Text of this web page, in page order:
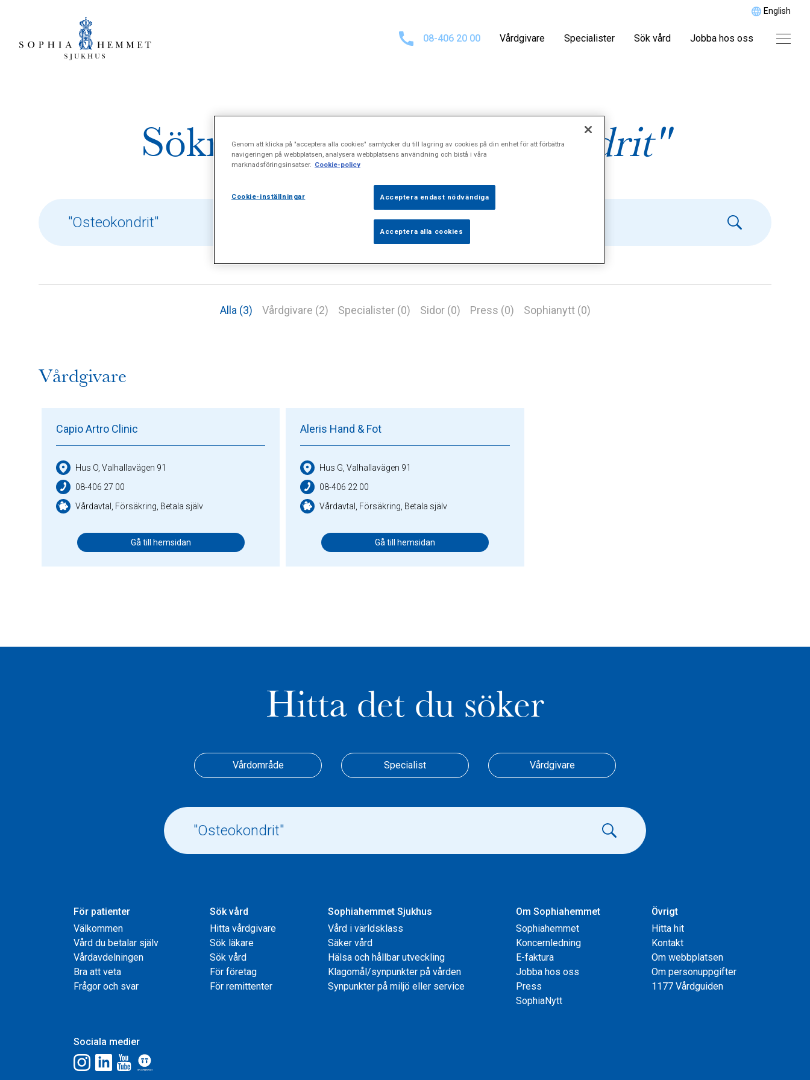
English
08-406 20 00 Vårdgivare Specialister Sök vård Jobba hos oss
Sökresultat för"Osteokondrit"
Alla (3) Vårdgivare (2) Specialister (0) Sidor (0) Press (0) Sophianytt (0)
Vårdgivare
Capio Artro Clinic
Hus O, Valhallavägen 91
08-406 27 00
Vårdavtal, Försäkring, Betala själv
Gå till hemsidan
Aleris Hand & Fot
Hus G, Valhallavägen 91
08-406 22 00
Vårdavtal, Försäkring, Betala själv
Gå till hemsidan
Hitta det du söker
Vårdområde Specialist Vårdgivare
För patienter
Välkommen
Vård du betalar själv
Vårdavdelningen
Bra att veta
Frågor och svar
Sök vård
Hitta vårdgivare
Sök läkare
Sök vård
För företag
För remittenter
Sophiahemmet Sjukhus
Vård i världsklass
Säker vård
Hälsa och hållbar utveckling
Klagomål/synpunkter på vården
Synpunkter på miljö eller service
Om Sophiahemmet
Sophiahemmet
Koncernledning
E-faktura
Jobba hos oss
Press
SophiaNytt
Övrigt
Hitta hit
Kontakt
Om webbplatsen
Om personuppgifter
1177 Vårdguiden
Sociala medier
Genom att klicka på "acceptera alla cookies" samtycker du till lagring av cookies på din enhet för att förbättra
navigeringen på webbplatsen, analysera webbplatsens användning och bistå i våra
marknadsföringsinsatser. Cookie-policy
Cookie-inställningar Acceptera endast nödvändiga
Acceptera alla cookies